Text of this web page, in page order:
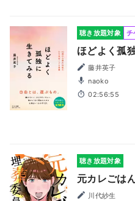
聴き放題対象 チ
ほどよく孤
藤井英子
naoko
02:56:55
聴き放題対象
元カレごは
川代紗生